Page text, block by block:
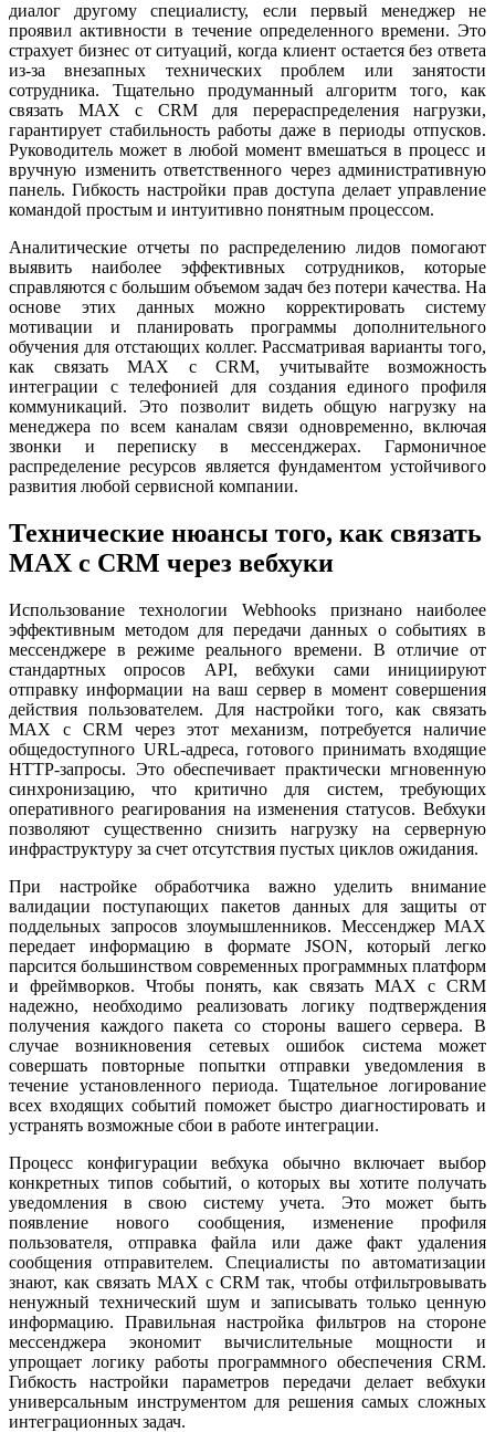
диалог другому специалисту, если первый менеджер не
проявил активности в течение определенного времени. Это
страхует бизнес от ситуаций, когда клиент остается без ответа
из-за внезапных технических проблем или занятости
сотрудника. Тщательно продуманный алгоритм того, как
связать MAX с CRM для перераспределения нагрузки,
гарантирует стабильность работы даже в периоды отпусков.
Руководитель может в любой момент вмешаться в процесс и
вручную изменить ответственного через административную
панель. Гибкость настройки прав доступа делает управление
командой простым и интуитивно понятным процессом.
Аналитические отчеты по распределению лидов помогают
выявить наиболее эффективных сотрудников, которые
справляются с большим объемом задач без потери качества. На
основе этих данных можно корректировать систему
мотивации и планировать программы дополнительного
обучения для отстающих коллег. Рассматривая варианты того,
как связать MAX с CRM, учитывайте возможность
интеграции с телефонией для создания единого профиля
коммуникаций. Это позволит видеть общую нагрузку на
менеджера по всем каналам связи одновременно, включая
звонки и переписку в мессенджерах. Гармоничное
распределение ресурсов является фундаментом устойчивого
развития любой сервисной компании.
Технические нюансы того, как связать
MAX с CRM через вебхуки
Использование технологии Webhooks признано наиболее
эффективным методом для передачи данных о событиях в
мессенджере в режиме реального времени. В отличие от
стандартных опросов API, вебхуки сами инициируют
отправку информации на ваш сервер в момент совершения
действия пользователем. Для настройки того, как связать
MAX с CRM через этот механизм, потребуется наличие
общедоступного URL-адреса, готового принимать входящие
HTTP-запросы. Это обеспечивает практически мгновенную
синхронизацию, что критично для систем, требующих
оперативного реагирования на изменения статусов. Вебхуки
позволяют существенно снизить нагрузку на серверную
инфраструктуру за счет отсутствия пустых циклов ожидания.
При настройке обработчика важно уделить внимание
валидации поступающих пакетов данных для защиты от
поддельных запросов злоумышленников. Мессенджер MAX
передает информацию в формате JSON, который легко
парсится большинством современных программных платформ
и фреймворков. Чтобы понять, как связать MAX с CRM
надежно, необходимо реализовать логику подтверждения
получения каждого пакета со стороны вашего сервера. В
случае возникновения сетевых ошибок система может
совершать повторные попытки отправки уведомления в
течение установленного периода. Тщательное логирование
всех входящих событий поможет быстро диагностировать и
устранять возможные сбои в работе интеграции.
Процесс конфигурации вебхука обычно включает выбор
конкретных типов событий, о которых вы хотите получать
уведомления в свою систему учета. Это может быть
появление нового сообщения, изменение профиля
пользователя, отправка файла или даже факт удаления
сообщения отправителем. Специалисты по автоматизации
знают, как связать MAX с CRM так, чтобы отфильтровывать
ненужный технический шум и записывать только ценную
информацию. Правильная настройка фильтров на стороне
мессенджера экономит вычислительные мощности и
упрощает логику работы программного обеспечения CRM.
Гибкость настройки параметров передачи делает вебхуки
универсальным инструментом для решения самых сложных
интеграционных задач.